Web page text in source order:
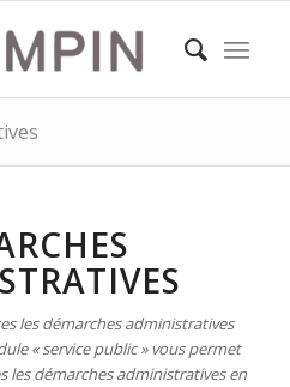
les démarches administratives
« service public » vous permet
les démarches administratives en